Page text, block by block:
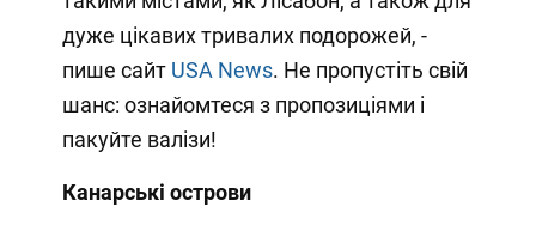
дуже цікавих тривалих подорожей, -
пише сайт USA News. Не пропустіть свій
шанс: ознайомтеся з пропозиціями і
пакуйте валізи!
Канарські острови